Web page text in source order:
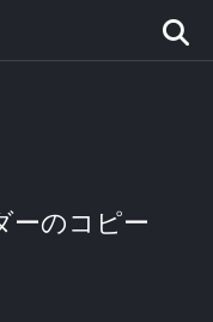
のコピー